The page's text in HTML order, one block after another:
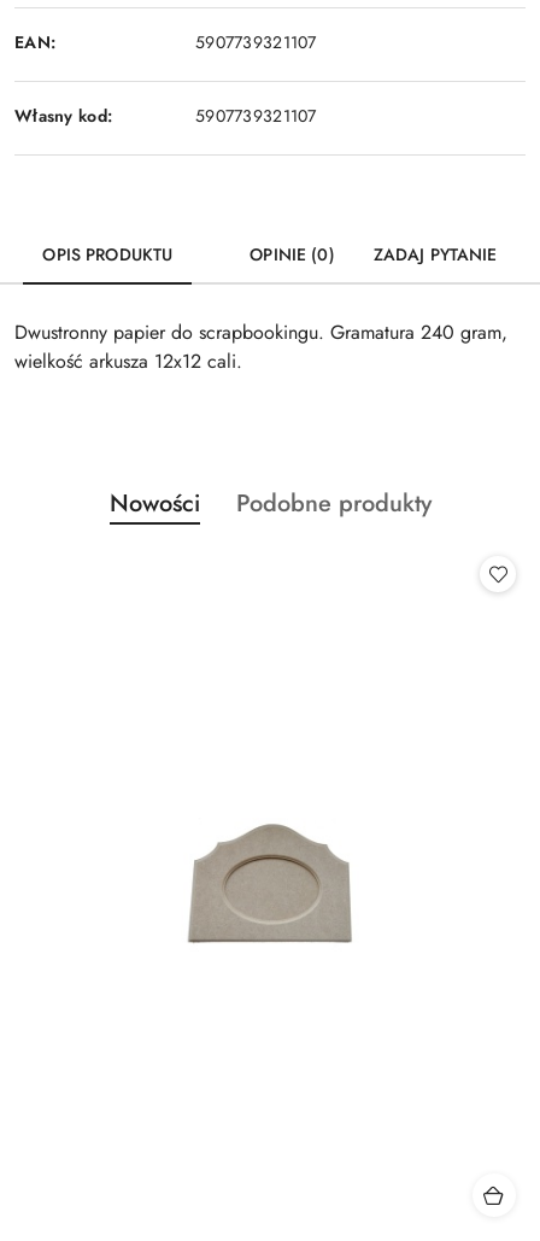
EAN: 5907739321107
Własny kod: 5907739321107
OPIS PRODUKTU OPINIE (0) ZADAJ PYTANIE
Dwustronny papier do scrapbookingu. Gramatura 240 gram,
wielkość arkusza 12x12 cali.
Pomiń karuzelę produktów
Produkty
o
Nowości
Produkty
Podobne produkty